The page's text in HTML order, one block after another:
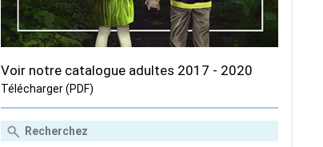
Voir notre catalogue adultes 2017 - 2020
Télécharger (PDF)